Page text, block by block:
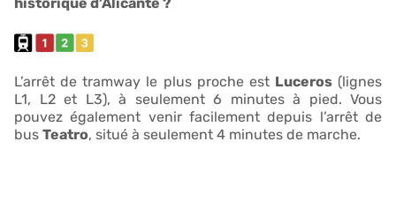
L’arrêt de tramway le plus proche est Luceros(lignes
L1, L2 et L3), à seulement 6 minutes à pied. Vous
pouvez également venir facilement depuis l’arrêt de
bus Teatro, situé à seulement 4 minutes de marche.